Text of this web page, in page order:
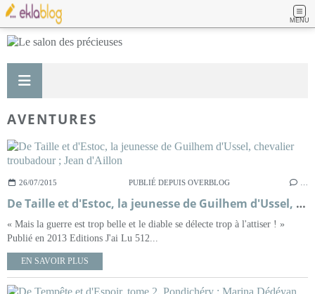
MENU
AVENTURES
26/07/2015 PUBLIÉ DEPUIS OVERBLOG
De Taille et d'Estoc, la jeunesse de Guilhem d'Ussel, chevalier troubadour ; Jean d'Aillon
« Mais la guerre est trop belle et le diable se délecte trop à l'attiser ! »
Publié en 2013 Editions J'ai Lu 512...
EN SAVOIR PLUS